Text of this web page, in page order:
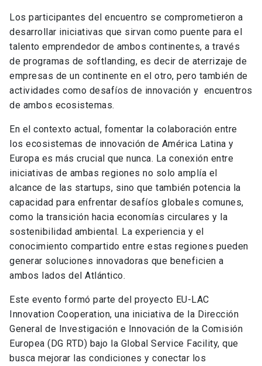
Los participantes del encuentro se comprometieron a
desarrollar iniciativas que sirvan como puente para el
talento emprendedor de ambos continentes, a través
de programas de softlanding, es decir de aterrizaje de
empresas de un continente en el otro, pero también de
actividades como desafíos de innovación y encuentros
de ambos ecosistemas.
En el contexto actual, fomentar la colaboración entre
los ecosistemas de innovación de América Latina y
Europa es más crucial que nunca. La conexión entre
iniciativas de ambas regiones no solo amplía el
alcance de las startups, sino que también potencia la
capacidad para enfrentar desafíos globales comunes,
como la transición hacia economías circulares y la
sostenibilidad ambiental. La experiencia y el
conocimiento compartido entre estas regiones pueden
generar soluciones innovadoras que beneficien a
ambos lados del Atlántico.
Este evento formó parte del proyecto EU-LAC
Innovation Cooperation, una iniciativa de la Dirección
General de Investigación e Innovación de la Comisión
Europea (DG RTD) bajo la Global Service Facility, que
busca mejorar las condiciones y conectar los